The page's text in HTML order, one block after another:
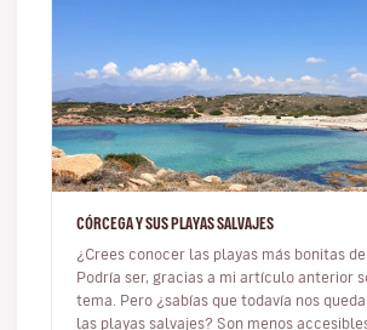
CÓRCEGA Y SUS PLAYAS SALVAJES
¿Crees conocer las playas más bonitas
Podría ser, gracias a mi artículo anterior
tema. Pero ¿sabías que todavía nos
las playas salvajes? Son menos accesibles y no